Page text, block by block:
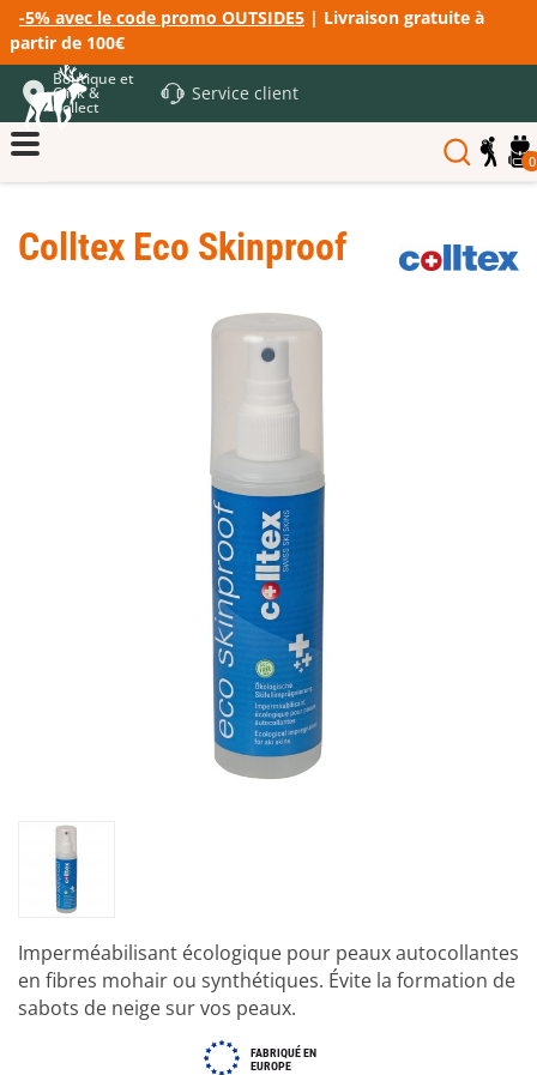
-5% avec le code promo OUTSIDE5 | Livraison gratuite à
partir de 100€
Boutique et
Click &
Collect
Service client
0
Colltex Eco Skinproof
Imperméabilisant écologique pour peaux autocollantes
en fibres mohair ou synthétiques. Évite la formation de
sabots de neige sur vos peaux.
FABRIQUÉ EN
EUROPE